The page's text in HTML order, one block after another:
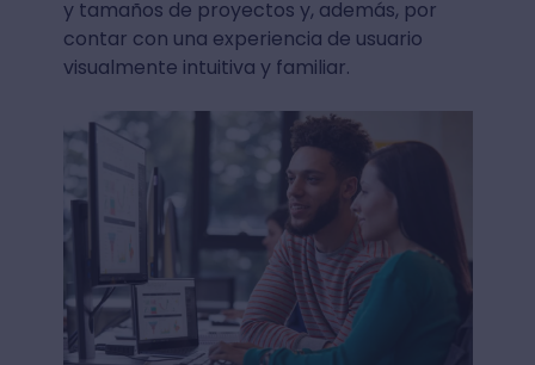
y tamaños de proyectos y, además, por
contar con una experiencia de usuario
visualmente intuitiva y familiar.